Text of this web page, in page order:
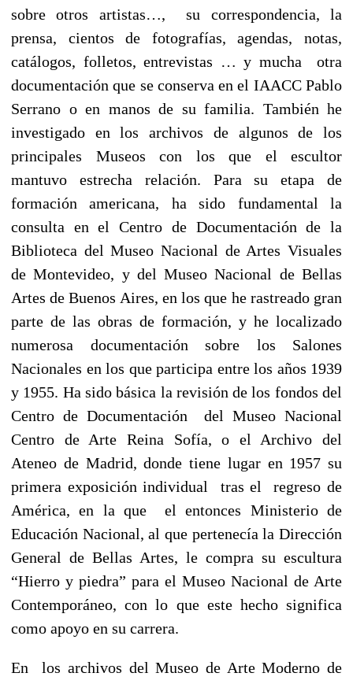
sobre otros artistas…, su correspondencia, la
prensa, cientos de fotografías, agendas, notas,
catálogos, folletos, entrevistas … y mucha otra
documentación que se conserva en el IAACC Pablo
Serrano o en manos de su familia. También he
investigado en los archivos de algunos de los
principales Museos con los que el escultor
mantuvo estrecha relación. Para su etapa de
formación americana, ha sido fundamental la
consulta en el Centro de Documentación de la
Biblioteca del Museo Nacional de Artes Visuales
de Montevideo, y del Museo Nacional de Bellas
Artes de Buenos Aires, en los que he rastreado gran
parte de las obras de formación, y he localizado
numerosa documentación sobre los Salones
Nacionales en los que participa entre los años 1939
y 1955. Ha sido básica la revisión de los fondos del
Centro de Documentación del Museo Nacional
Centro de Arte Reina Sofía, o el Archivo del
Ateneo de Madrid, donde tiene lugar en 1957 su
primera exposición individual tras el regreso de
América, en la que el entonces Ministerio de
Educación Nacional, al que pertenecía la Dirección
General de Bellas Artes, le compra su escultura
“Hierro y piedra” para el Museo Nacional de Arte
Contemporáneo, con lo que este hecho significa
como apoyo en su carrera.
En los archivos del Museo de Arte Moderno de